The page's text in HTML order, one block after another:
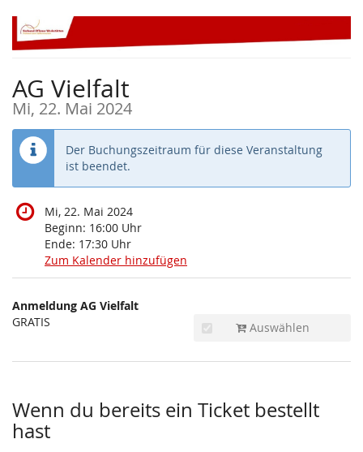
Zum
Haupt-
Inhalt
AG Vielfalt
Mi, 22. Mai 2024
Der Buchungszeitraum für diese Veranstaltung
ist beendet.
Mi, 22. Mai 2024
Beginn: 16:00 Uhr
Ende: 17:30 Uhr
Zum Kalender hinzufügen
Produkte
Unkategorisierte
Anmeldung AG Vielfalt
GRATIS
Auswählen
Wenn du bereits ein Ticket bestellt
hast